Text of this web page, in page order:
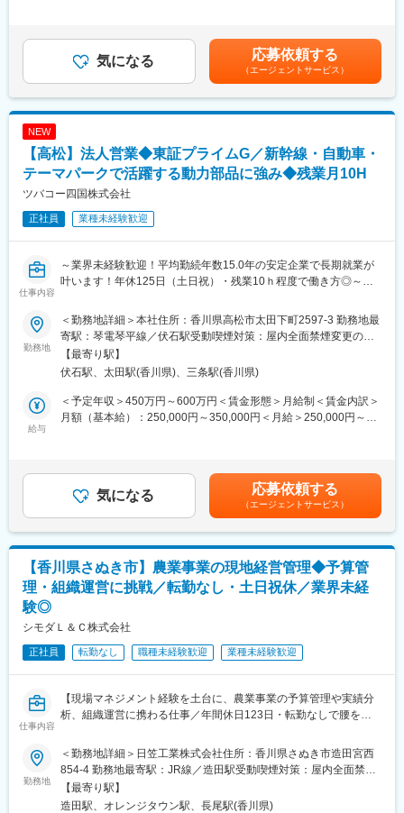
※取引先例：NECグループ、クラレ、四国電力グループ、四国旅
客鉄道、住友グループ、帝人、東レ、西日本高速道路、西日本電
変更の範囲：会社の定める業務
▼翌日の配達準備（クレーンやフォークリフトを使用）
▼倉庫内の整頓・在庫補充
■職場環境：
12名の配送スタッフが勤務。年齢は20代、30代が中心メンバーで
す。前職は営業、飲食、自動車整備士、介護など様々。運転が好
き、人と話すのが好きといった方が多いです。
高松シンボルタワー、高松市民病院、高松サンポート合同庁舎な
ど、街のシンボルになる案件に使われてきました。町を歩くとち
■仕事のやりがい：
お客様の現場に納品するため「持ってきてくれて助かったよ、あ
りがとう」など直接感謝されることが多いです。
■当社の特徴：
・コロナ禍、リーマンショック後も、賞与を支給
・直近15年で売上が22億円⇒59億円へ成長
・従業員数は40名⇒100名へ成長
1946年の創業より今年で79年目を迎えた当社。建設用資材や工業
用ゴム製品を中心に豊富な商材を取り扱い、ラインナップは数万
点にも及ぶ総合商社です。建設・設備会社様からメーカー・電力
会社様まで、資材を必要とする様々なお客様からのニーズにお応
気になる 応募依頼する
（エージェントサービス）
NEW
【高松】法人営業◆東証プライムG／新幹線・自動車・
テーマパークで活躍する動力部品に強み◆残業月10H
ツバコー四国株式会社
正社員 業種未経験歓迎
仕事内容
～業界未経験歓迎！平均勤続年数15.0年の安定企業で長期就業が
叶います！年休125日（土日祝）・残業10ｈ程度で働き方◎～
東証プライム上場の椿本興業のグループである当社にて、四国地
方全域での法人営業をお任せします。
■業務概要
既存顧客をメインに生産設備の動力源および周辺製品の営業をお
任せします。取扱い製品ラインナップ多く、お客様のご期待に沿
えることが強みです。メーカーの勉強会なども積極的に参加し知
識を広げられます。
（1）産業機器、自動車や動力機器等に組み込まれている、モータ
ー・減速機・チェーン・ギア等の”動力伝達部品”（案件金額：数万
～数百万程度）
・1人10～20社担当。企業様と信頼関係を構築していく営業で
す。
＜こんなところに使われています！＞
の製造工程などで活躍する装置や部品など
育成担当の先輩又は上司と客先同行訪問・製造現場に出向くな
ど、実践的育成プランが主となります。
識の習得機会も多いです。
担当業界にもよりますが、部品や部材を扱うセクションですと半
年～１年、大型機械装置などを扱うセクションですと入社後１年
～２年で担当顧客を任されます。
勤務地
＜勤務地詳細＞本社住所：香川県高松市太田下町2597-3 勤務地最
寄駅：琴電琴平線／伏石駅受動喫煙対策：屋内全面禁煙変更の範
囲：会社の定める事業所
【最寄り駅】
伏石駅、太田駅(香川県)、三条駅(香川県)
給与
＜予定年収＞450万円～600万円＜賃金形態＞月給制＜賃金内訳＞
月額（基本給）：250,000円～350,000円＜月給＞250,000円～
は固定手当を含めた表記です。
気になる 応募依頼する
（エージェントサービス）
【香川県さぬき市】農業事業の現地経営管理◆予算管
理・組織運営に挑戦／転勤なし・土日祝休／業界未経
験◎
シモダＬ＆Ｃ株式会社
正社員 転勤なし 職種未経験歓迎 業種未経験歓迎
仕事内容
【現場マネジメント経験を土台に、農業事業の予算管理や実績分
析、組織運営に携わる仕事／年間休日123日・転勤なしで腰を据
■業務内容：
シモダL＆C株式会社では、子会社である日笠工業株式会社にて農
業事業を展開しています。
そちらにて、農業事業の経営管理および現場マネジメントを担当
勤務地
＜勤務地詳細＞日笠工業株式会社住所：香川県さぬき市造田宮西
854-4 勤務地最寄駅：JR線／造田駅受動喫煙対策：屋内全面禁煙
変更の範囲：無
【最寄り駅】
造田駅、オレンジタウン駅、長尾駅(香川県)